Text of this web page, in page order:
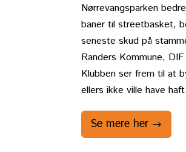
Nørrevangsparken
baner til streetbasket,
seneste skud på
Randers Kommune,
Klubben ser frem til at
ellers ikke ville have
Se mere her